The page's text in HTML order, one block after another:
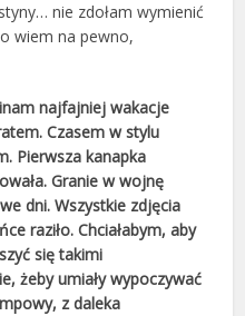
nie zdołam wymienić
wiem na pewno,
najfajniej wakacje
Czasem w stylu
Pierwsza kanapka
Granie w wojnę
dni. Wszystkie zdjęcia
raziło. Chciałabym, aby
się takimi
żeby umiały wypoczywać
z daleka